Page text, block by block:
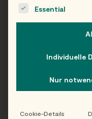
WIEN
Folge uns auf
The following is a
Essential
Individuelle
Nur
Cookie-Details